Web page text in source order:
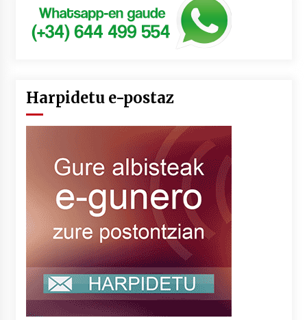
Harpidetu e-postaz